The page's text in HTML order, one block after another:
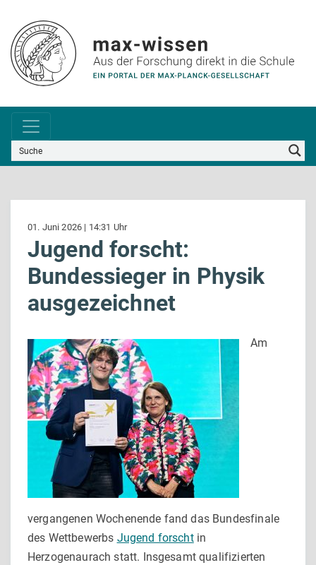
01. Juni 2026 | 14:31 Uhr
Jugend forscht:
Bundessieger in Physik
ausgezeichnet
Am
vergangenen Wochenende fand das Bundesfinale
des Wettbewerbs Jugend forschtin
Herzogenaurach statt. Insgesamt qualifizierten